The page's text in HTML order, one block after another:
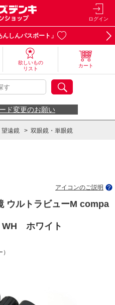
ログイン
しんパスポート」
欲しいもの
リスト
カート
ド変更のお願い
望遠鏡 > 双眼鏡・単眼鏡
アイコンのご説明
ウルトラビューM compa
WH ホワイト